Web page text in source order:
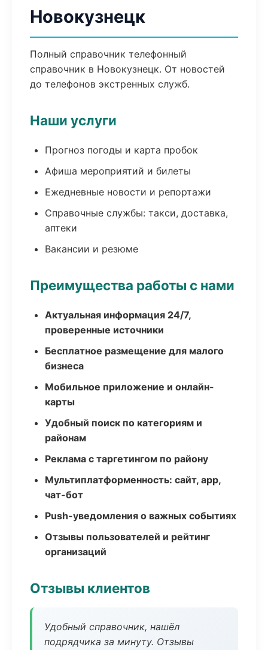
Новокузнецк
Полный справочник телефонный
справочник в Новокузнецк. От новостей
до телефонов экстренных служб.
Наши услуги
Прогноз погоды и карта пробок
Афиша мероприятий и билеты
Ежедневные новости и репортажи
Справочные службы: такси, доставка,
аптеки
Вакансии и резюме
Преимущества работы с нами
Актуальная информация 24/7,
проверенные источники
Бесплатное размещение для малого
бизнеса
Мобильное приложение и онлайн-
карты
Удобный поиск по категориям и
районам
Реклама с таргетингом по району
Мультиплатформенность: сайт, app,
чат-бот
Push-уведомления о важных событиях
Отзывы пользователей и рейтинг
организаций
Отзывы клиентов
Удобный справочник, нашёл
подрядчика за минуту. Отзывы